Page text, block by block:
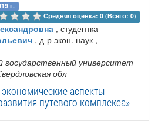
г.
Средняя оценка: 0 (Всего: 0)
, студентка
, д-р экон. наук ,
университет
обл
аспекты
путевого комплекса»